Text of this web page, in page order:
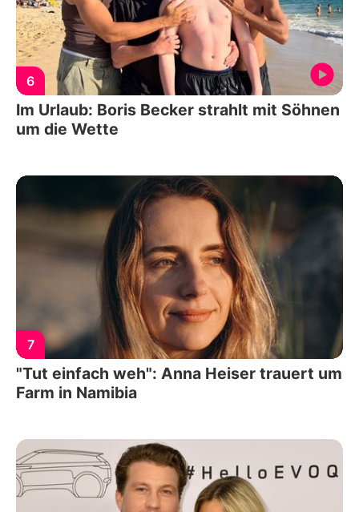
6
Im Urlaub: Boris Becker strahlt mit Söhnen
um die Wette
7
"Tut einfach weh": Anna Heiser trauert um
Farm in Namibia